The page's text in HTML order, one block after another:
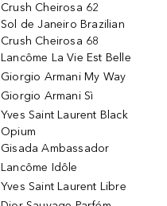
Crush Cheirosa 62
Sol de Janeiro Brazilian
Crush Cheirosa 68
Lancôme La Vie Est Belle
Giorgio Armani My Way
Giorgio Armani Sì
Yves Saint Laurent Black
Opium
Gisada Ambassador
Lancôme Idôle
Yves Saint Laurent Libre